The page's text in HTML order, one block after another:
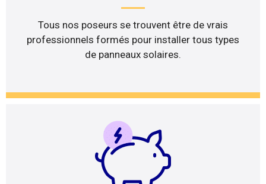
Tous nos poseurs se trouvent être de vrais
professionnels formés pour installer tous types
de panneaux solaires.